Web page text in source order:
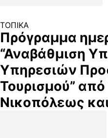
ΤΟΠΙΚΑ
Πρόγραμμα
“Αναβάθμιση
Υπηρεσιών
Τουρισμού”
Νικοπόλεως